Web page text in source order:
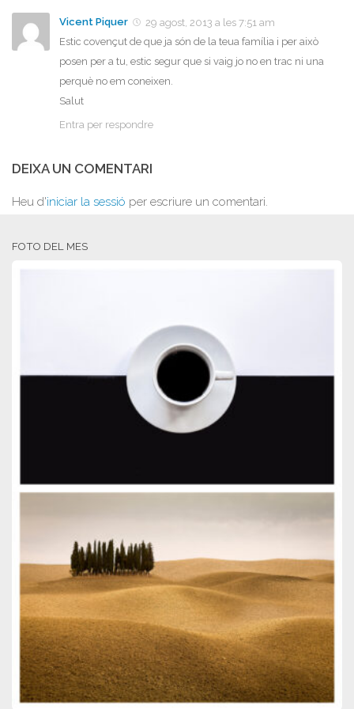
Vicent Piquer
29 agost, 2013 a les 7:51 am
Estic covençut de que ja són de la teua família i per això
posen per a tu, estic segur que si vaig jo no en trac ni una
perquè no em coneixen.
Salut
Entra per respondre
DEIXA UN COMENTARI
Heu d'iniciar la sessió per escriure un comentari.
FOTO DEL MES